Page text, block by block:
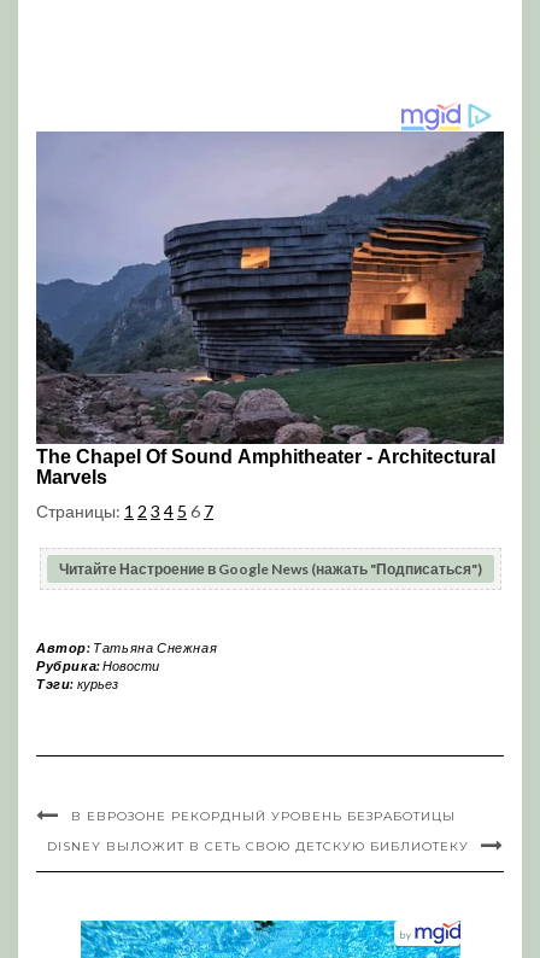
Страницы: 1 2 3 4 5 6 7
Читайте Настроение в Google News (нажать "Подписаться")
Автор: Татьяна Снежная
Рубрика:Новости
Тэги: курьез
В ЕВРОЗОНЕ РЕКОРДНЫЙ УРОВЕНЬ БЕЗРАБОТИЦЫ
DISNEY ВЫЛОЖИТ В СЕТЬ СВОЮ ДЕТСКУЮ БИБЛИОТЕКУ